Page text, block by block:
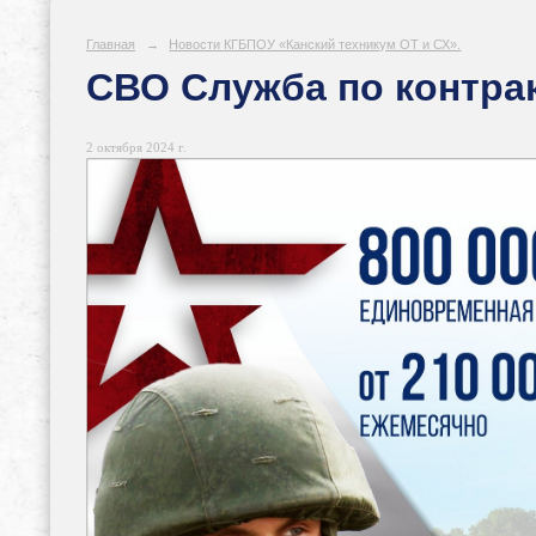
Главная → Новости КГБПОУ «Канский техникум ОТ и СХ».
СВО Служба по
2 октября 2024 г.